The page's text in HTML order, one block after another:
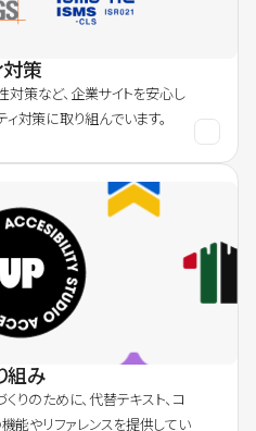
対策
対策など、企業サイトを安心し
対策に取り組んでいます。
組み
りのために、代替テキスト、コ
能やリファレンスを提供してい